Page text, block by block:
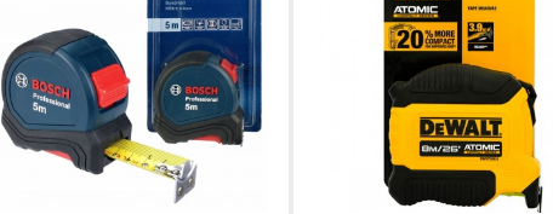
Họ và tên* Tiêu đề của nhận xét